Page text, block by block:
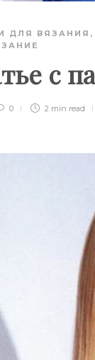
ДЛЯ ВЯЗАНИЯ ,
с
0 2 min read